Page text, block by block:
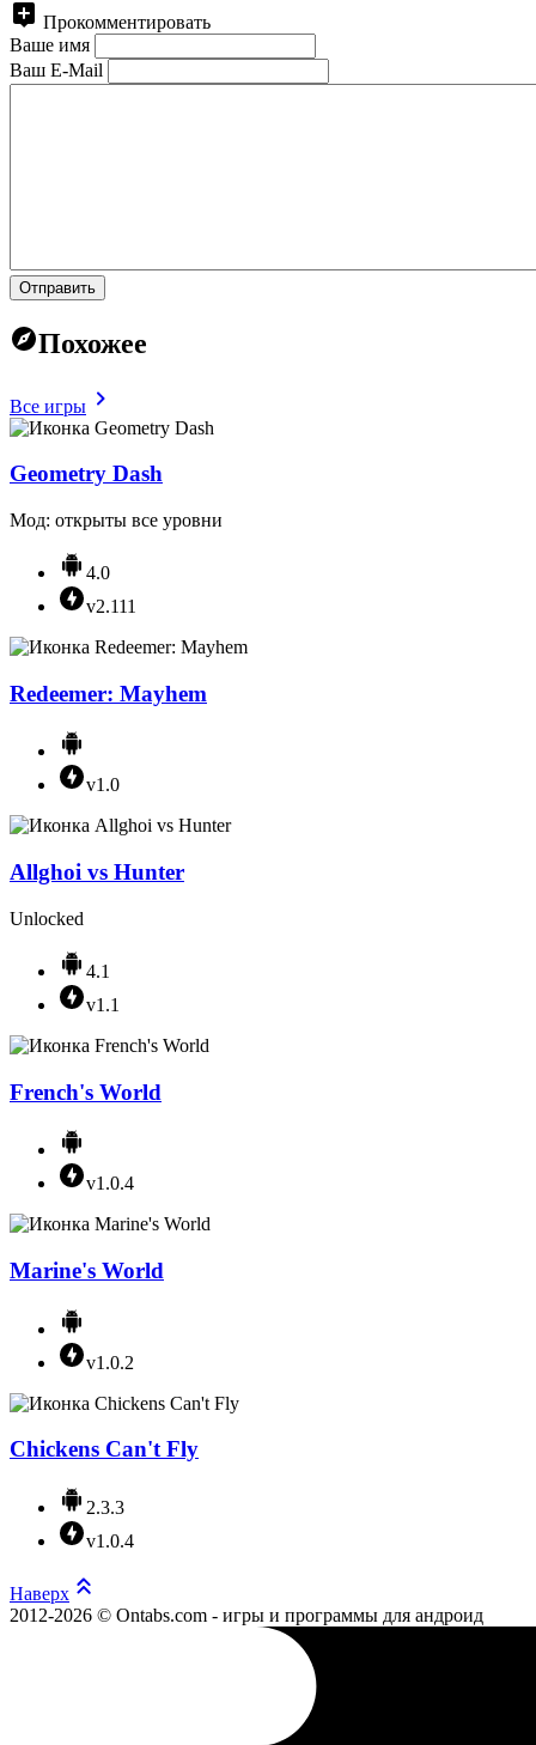
Прокомментировать
Ваше имя
Ваш E-Mail
Отправить
Похожее
Все игры
Geometry Dash
Мод: открыты все уровни
4.0
v2.111
Redeemer: Mayhem
v1.0
Allghoi vs Hunter
Unlocked
4.1
v1.1
French's World
v1.0.4
Marine's World
v1.0.2
Chickens Can't Fly
2.3.3
v1.0.4
Наверх
2012-2026 © Ontabs.com - игры и программы для андроид